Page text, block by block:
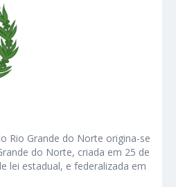
Rio Grande do Norte origina-se
do Norte, criada em 25 de
lei estadual, e federalizada em